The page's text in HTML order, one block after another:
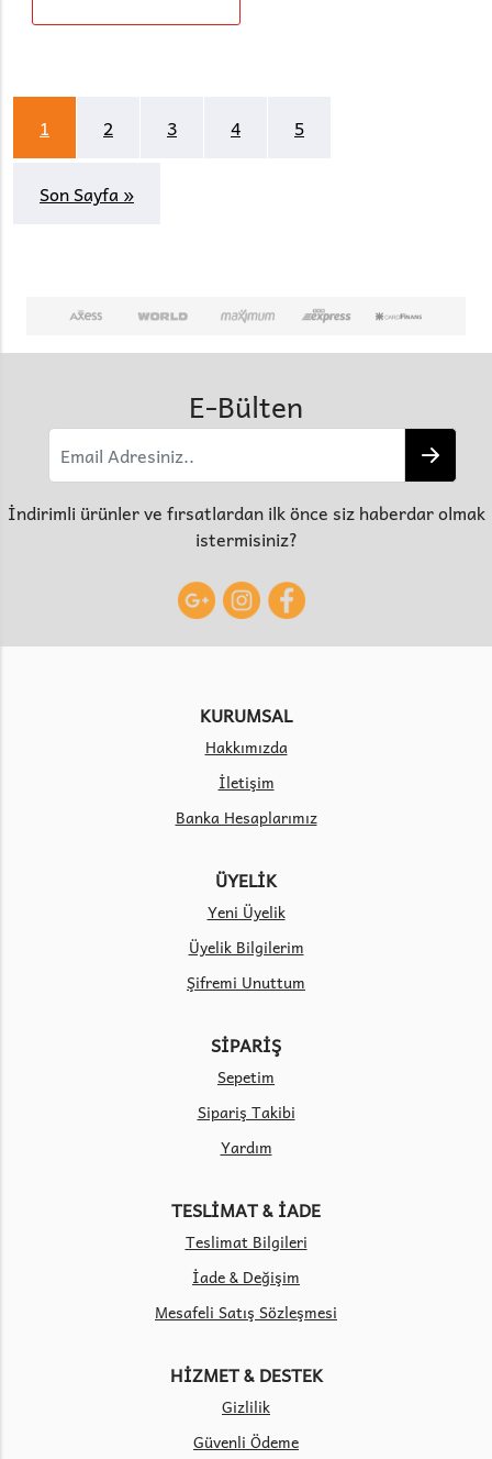
1 2 3 4 5
Son Sayfa »
E-Bülten
İndirimli ürünler ve fırsatlardan ilk önce siz haberdar olmak
istermisiniz?
KURUMSAL
Hakkımızda
İletişim
Banka Hesaplarımız
ÜYELİK
Yeni Üyelik
Üyelik Bilgilerim
Şifremi Unuttum
SİPARİŞ
Sepetim
Sipariş Takibi
Yardım
TESLİMAT & İADE
Teslimat Bilgileri
İade & Değişim
Mesafeli Satış Sözleşmesi
HİZMET & DESTEK
Gizlilik
Güvenli Ödeme